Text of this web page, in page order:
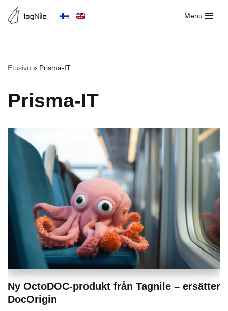
Menu
Etusivu » Prisma-IT
Prisma-IT
Ny OctoDOC-produkt från Tagnile – ersätter
DocOrigin